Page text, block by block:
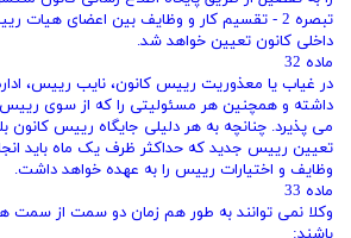
تبصره 2 - تقسیم ‌کار و وظایف بین اعضای هیات
داخلی کانون تعیین خواهد شد.
ماده 32
در غیاب یا معذوریت رییس کانون، نایب‌ رییس،
داشته و همچنین هر مسئولیتی را که از سوی رییس
می ‌پذیرد. چنانچه به هر دلیلی جایگاه رییس کانون
تعیین رییس جدید که حداکثر ظرف یک ماه باید
وظایف و اختیارات رییس را به عهده خواهد داشت.
ماده 33
وکلا نمی ‌توانند به ‌طور هم‌ زمان دو سمت از سمت